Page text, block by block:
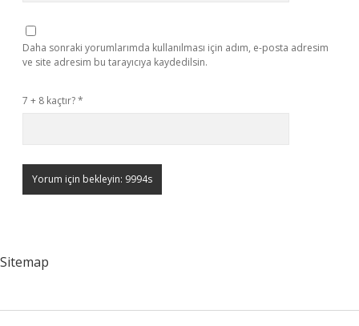
Daha sonraki yorumlarımda kullanılması için adım, e-posta adresim
ve site adresim bu tarayıcıya kaydedilsin.
7 + 8 kaçtır?*
Sitemap